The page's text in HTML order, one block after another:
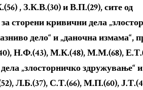
, З.К.В.(30) и В.П.(29), сите од
сторени кривични дела
дело“ и „даночна измама“,
Н.Ф.(43), М.К.(48), М.М.(68),
„злосторничко здружување“ и
Л.Б.(37), С.Т.(66), М.П.(60),